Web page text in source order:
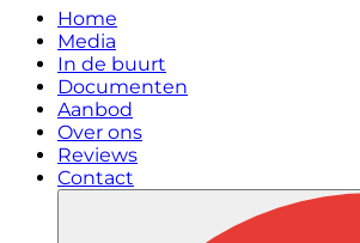
Home
Media
In de buurt
Documenten
Aanbod
Over ons
Reviews
Contact